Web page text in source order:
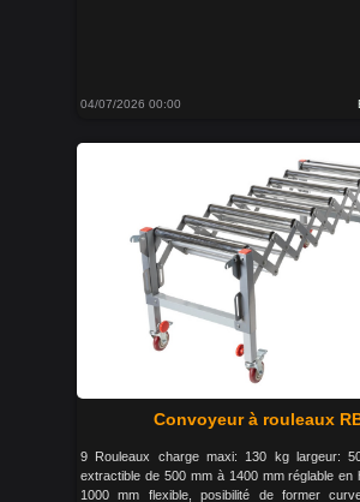
04/07/2026 00:00
Convoyeur à rouleaux
9 Rouleaux charge maxi: 130 kg largeur:
extractible de 500 mm à 1400 mm réglable en
1000 mm flexible, posibilité de former